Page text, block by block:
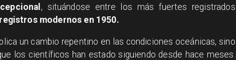
, situándose entre los más fuertes registrados
modernos en 1950.
un cambio repentino en las condiciones oceánicas, sino
los científicos han estado siguiendo desde hace meses.